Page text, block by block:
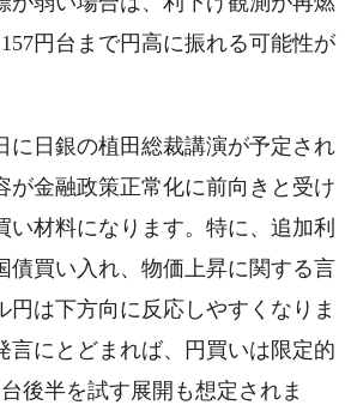
円台まで円高に振れる可能性が
に日銀の植田総裁講演が予定され
が金融政策正常化に前向きと受け
い材料になります。特に、追加利
債買い入れ、物価上昇に関する言
円は下方向に反応しやすくなりま
言にとどまれば、円買いは限定的
後半を試す展開も想定されま